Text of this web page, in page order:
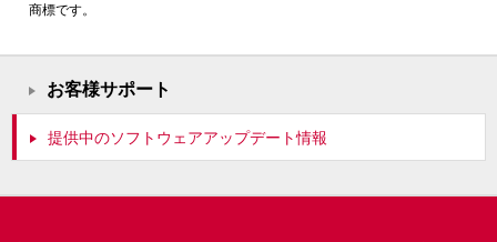
商標です。
お客様サポート
提供中のソフトウェアアップデート情報